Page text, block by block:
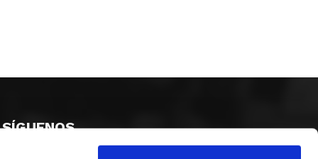
SÍGUENOS